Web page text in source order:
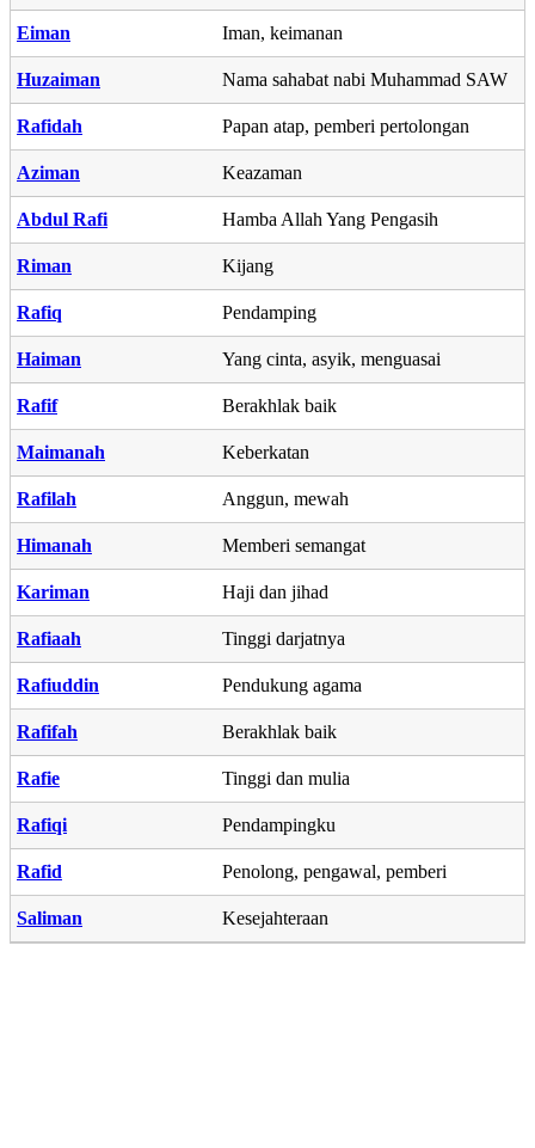
Eiman Iman, keimanan
Huzaiman Nama sahabat nabi Muhammad SAW
Rafidah Papan atap, pemberi pertolongan
Aziman Keazaman
Abdul Rafi Hamba Allah Yang Pengasih
Riman Kijang
Rafiq Pendamping
Haiman Yang cinta, asyik, menguasai
Rafif Berakhlak baik
Maimanah Keberkatan
Rafilah Anggun, mewah
Himanah Memberi semangat
Kariman Haji dan jihad
Rafiaah Tinggi darjatnya
Rafiuddin Pendukung agama
Rafifah Berakhlak baik
Rafie Tinggi dan mulia
Rafiqi Pendampingku
Rafid Penolong, pengawal, pemberi
Saliman Kesejahteraan